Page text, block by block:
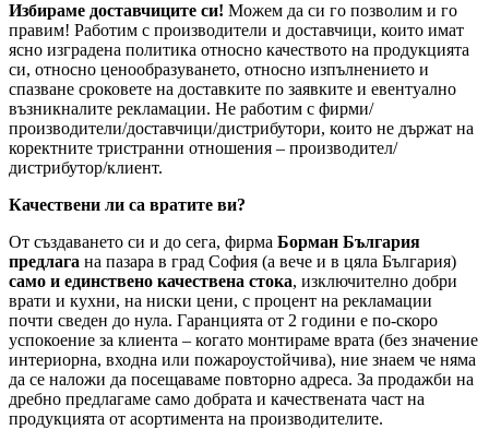
Избираме доставчиците си! Можем да си го позволим и го
правим! Работим с производители и доставчици, които имат
ясно изградена политика относно качеството на продукцията
си, относно ценообразуването, относно изпълнението и
спазване сроковете на доставките по заявките и евентуално
възникналите рекламации. Не работим с фирми/
производители/доставчици/дистрибутори, които не държат на
коректните тристранни отношения – производител/
дистрибутор/клиент.
Качествени ли са вратите ви?
От създаването си и до сега, фирма Борман България
предлага на пазара в град София (а вече и в цяла България)
само и единствено качествена стока, изключително добри
врати и кухни, на ниски цени, с процент на рекламации
почти сведен до нула. Гаранцията от 2 години е по-скоро
успокоение за клиента – когато монтираме врата (без значение
интериорна, входна или пожароустойчива), ние знаем че няма
да се наложи да посещаваме повторно адреса. За продажби на
дребно предлагаме само добрата и качествената част на
продукцията от асортимента на производителите.